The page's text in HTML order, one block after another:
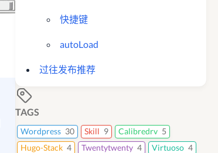
快捷键
autoLoad
过往发布推荐
TAGS
Wordpress 30 Skill 9 Calibredrv 5
Hugo-Stack 4 Twentytwenty 4 Virtuoso 4